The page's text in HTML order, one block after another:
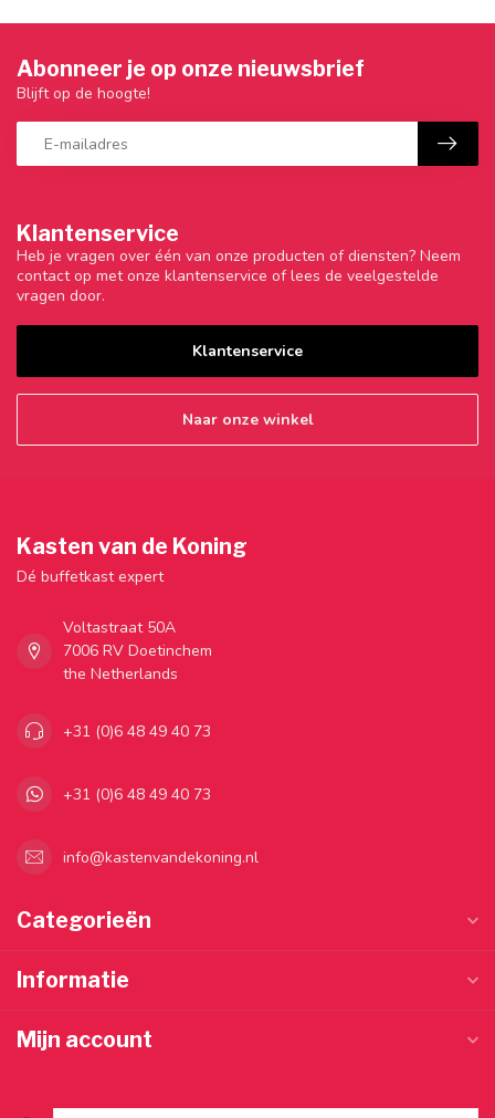
Klantenservice
Heb je vragen over één van onze producten of diensten? Neem
contact op met onze klantenservice of lees de veelgestelde
vragen door.
Klantenservice
Naar onze winkel
Abonneer je op onze nieuwsbrief
Blijft op de hoogte!
Kasten van de Koning
Dé buffetkast expert
Voltastraat 50A
7006 RV Doetinchem
the Netherlands
+31 (0)6 48 49 40 73
+31 (0)6 48 49 40 73
info@kastenvandekoning.nl
Categorieën
Informatie
Mijn account